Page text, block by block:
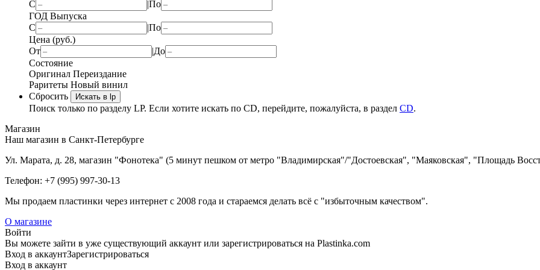
С
|По
ГОД Выпуска
С
|По
Цена (руб.)
От
|До
Состояние
Оригинал Переиздание
Раритеты Новый винил
Сбросить
Искать в lp
Поиск только по разделу LP. Если хотите искать по CD, перейдите, пожалуйста, в раздел CD.
Магазин
Наш магазин в Санкт-Петербурге
Ул. Марата, д. 28, магазин "Фонотека" (5 минут пешком от метро "Владимирская"/"Достоевская", "Маяковская", "Площадь
Телефон: +7 (995) 997-30-13
Мы продаем пластинки через интернет c 2008 года и стараемся делать всё с "избыточным качеством".
О магазине
Войти
Вы можете зайти в уже существующий аккаунт или зарегистрироваться на Plastinka.com
Вход в аккаунтЗарегистрироваться
Вход в аккаунт